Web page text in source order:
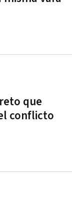
que
conflicto